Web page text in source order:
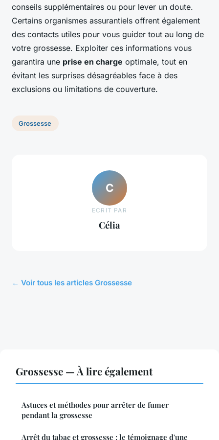
conseils supplémentaires ou pour lever un doute.
Certains organismes assurantiels offrent également
des contacts utiles pour vous guider tout au long de
votre grossesse. Exploiter ces informations vous
garantira une prise en charge optimale, tout en
évitant les surprises désagréables face à des
exclusions ou limitations de couverture.
Grossesse
C
ECRIT PAR
Célia
← Voir tous les articles Grossesse
Grossesse — À lire également
Astuces et méthodes pour arrêter de fumer
pendant la grossesse
Arrêt du tabac et grossesse : le témoignage d'une